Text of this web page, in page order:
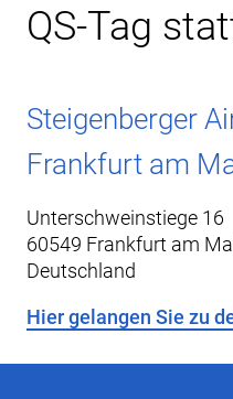
QS-Tag
Steigenberger
Frankfurt am
Unterschweinstiege 16
60549 Frankfurt am
Deutschland
Hier gelangen Sie zu